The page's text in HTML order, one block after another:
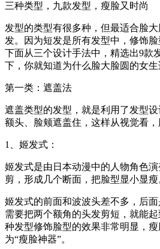
三种类型，九款发型，瘦脸又时尚
发型的类型有很多种，但最适合脸
发。因为短发是所有发型中，修饰脸
下面从三个设计手法中，精选出9款
下，你就知道为什么脸大脸圆的女生
第一类：遮盖法
遮盖类型的发型，就是利用了发型
额头、脸颊遮盖住，这样从视觉看，
1、姬发式：
姬发式是由日本动漫中的人物角色
剪，形成几个断面，把脸型显小显瘦
姬发式的前面和波波头差不多，后
需要把两个额角的头发剪短，就能
种发型修饰脸型的效果非常明显，
为“瘦脸神器”。